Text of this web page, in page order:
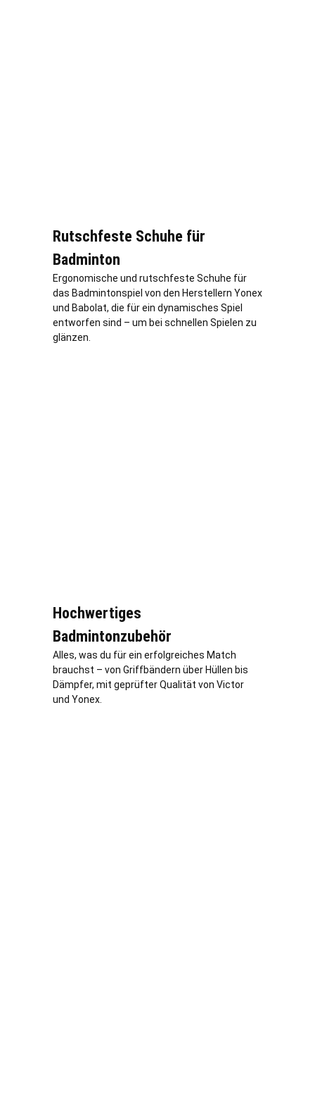
Rutschfeste Schuhe für
Badminton
Ergonomische und rutschfeste Schuhe für
das Badmintonspiel von den Herstellern Yonex
und Babolat, die für ein dynamisches Spiel
entworfen sind – um bei schnellen Spielen zu
glänzen.
Hochwertiges
Badmintonzubehör
Alles, was du für ein erfolgreiches Match
brauchst – von Griffbändern über Hüllen bis
Dämpfer, mit geprüfter Qualität von Victor
und Yonex.